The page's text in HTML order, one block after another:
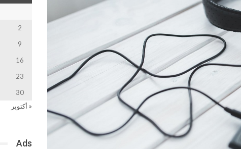
2
9
16
23
30
« أكتوبر
Ads